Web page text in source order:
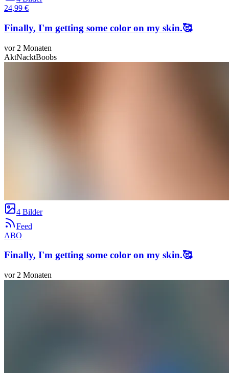
24,99 €
Finally, I'm getting some color on my skin.🥰
vor 2 Monaten
AktNacktBoobs
4 Bilder
Feed
ABO
Finally, I'm getting some color on my skin.🥰
vor 2 Monaten